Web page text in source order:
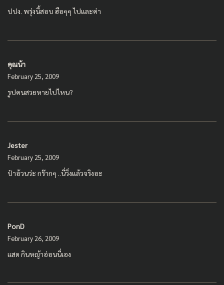
ปปง. พรุ่งนี้สอบ ฮือๆๆ ไปและค่า
คุณน้า
February 25, 2009
รูปคนสวยหายไปไหน?
Jester
February 25, 2009
ป๋าอ้วนว่ะ กร๊ากๆ ..นี่วิ่งแล้วจริงอะ
PonD
February 26, 2009
แสด กินหญ้าอ่อนนี่เอง